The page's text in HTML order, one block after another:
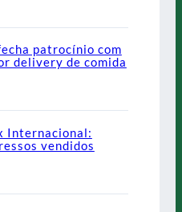
patrocínio com
delivery de comida
Internacional:
vendidos